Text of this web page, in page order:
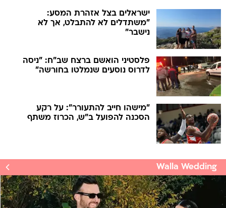
ישראלים בצל אזהרת המסע:
"משתדלים לא להתבלט, אך לא
נישבר"
פלסטיני הואשם ברצח שב"ח: "ניסה
לדרוס נוסעים שנמלטו בחורשה"
"מישהו חייב להתעורר": על רקע
הסכנה להפועל ב"ש, הכרוז משתף
Walla Wedding